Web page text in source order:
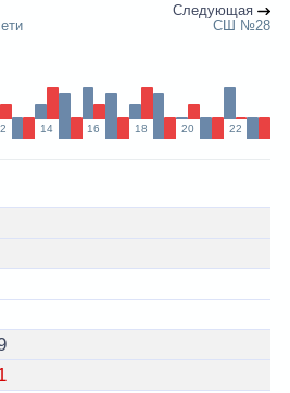
Следующая
СШ №28
14 16 18 20 22
Гродно - остановка ЖЭС №19